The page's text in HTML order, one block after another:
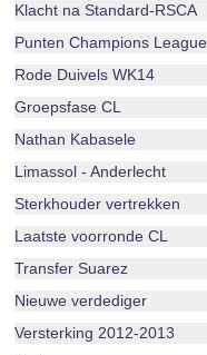
Klacht na Standard-RSCA
Punten Champions League
Rode Duivels WK14
Groepsfase CL
Nathan Kabasele
Limassol - Anderlecht
Sterkhouder vertrekken
Laatste voorronde CL
Transfer Suarez
Nieuwe verdediger
Versterking 2012-2013